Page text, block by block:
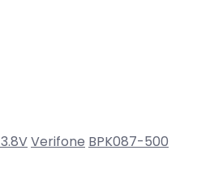
Verifone BPK087-500